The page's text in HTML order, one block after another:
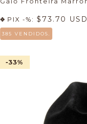
PIX -%: $73.70 USD
385 VENDIDOS.
-33%